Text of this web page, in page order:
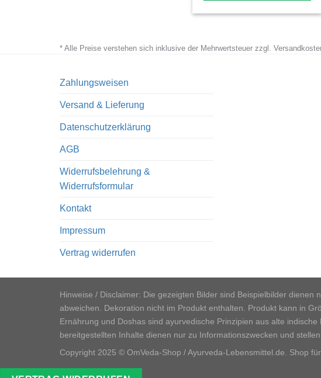
* Alle Preise verstehen sich inklusive der Mehrwertsteuer zzgl.
Zahlungsweisen
Versand & Lieferung
Datenschutzerklärung
AGB
Widerrufsbelehrung &
Widerrufsformular
Kontakt
Impressum
Vertrag widerrufen
Hinweise / Disclaimer: Die gezeigten Bilder sind Beispielbilder
abweichen. Dekoration nicht im Produkt enthalten. Produkt kann in
Ernährung und Doshas sind ayurvedische Prinzipien aus alte
bereitgestellten Inhalte dienen nur zu Informationszwecken und
Copyright 2025 © OmVeda-Shop / Ayurveda-Lebensmittel.de. Shop